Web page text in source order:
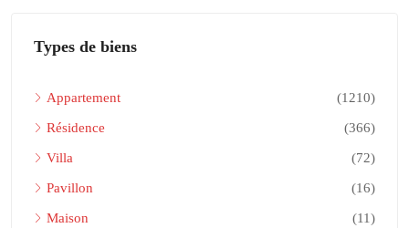
Types de biens
Appartement (1210)
Résidence (366)
Villa (72)
Pavillon (16)
Maison (11)